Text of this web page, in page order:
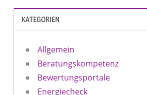
KATEGORIEN
Allgemein
Beratungskompetenz
Bewertungsportale
Energiecheck